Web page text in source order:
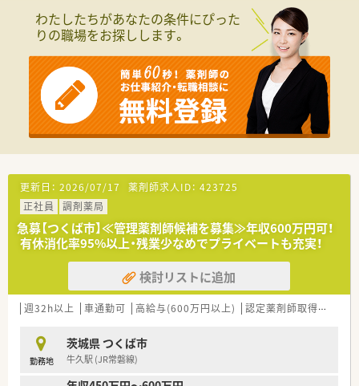
■『For The Patient ～総ては患者様の為に～』を企業理念に掲
げ、地域医療に貢献しています。
■年齢や社歴に関わらず実力を正当に評価する制度があり、若手
■全国に展開する大手グループの一員であるため、経営基盤が非
常に安定しているのが強みです。
【職場環境と雰囲気】
■週休2.5日の週もあるなど、プライベートの時間を大切にでき
る環境が整っています。
■在宅医療への対応はなく外来調剤に専念できるため、日々の業
■かかりつけ薬剤師などのノルマは一切なく、精神的な負担なく
業務に打ち込むことができます。
わたしたちがあなたの条件にぴった
りの職場をお探しします。
更新日： 2026/07/17 薬剤師求人ID： 423725
正社員
調剤薬局
急募【つくば市】≪管理薬剤師候補を募集≫年収600万円可！
有休消化率95%以上・残業少なめでプライベートも充実！
検討リストに追加
週32h以上 車通勤可 高給与(600万円以上) 認定薬剤師取得支援あり
勤務地
茨城県 つくば市
牛久駅 (JR常磐線)